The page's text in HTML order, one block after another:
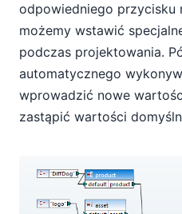
odpowiedniego przycisku
możemy wstawić
podczas projektowania.
automatycznego
wprowadzić nowe
zastąpić wartości